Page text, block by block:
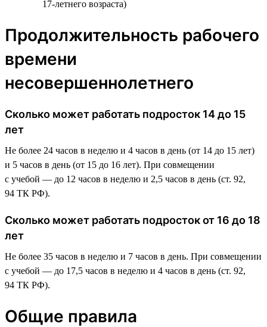
17-летнего возраста)
Продолжительность рабочего
времени
несовершеннолетнего
Сколько может работать подросток 14 до 15
лет
Не более 24 часов в неделю и 4 часов в день (от 14 до 15 лет)
и 5 часов в день (от 15 до 16 лет). При совмещении
с учебой — до 12 часов в неделю и 2,5 часов в день (ст. 92,
94 ТК РФ).
Сколько может работать подросток от 16 до 18
лет
Не более 35 часов в неделю и 7 часов в день. При совмещении
с учебой — до 17,5 часов в неделю и 4 часов в день (ст. 92,
94 ТК РФ).
Общие правила